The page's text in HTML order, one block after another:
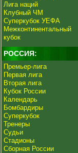
Лига наций
Клубный ЧМ
Суперкубок УЕФА
Межконтинентальный
кубок
РОССИЯ:
Премьер-лига
Первая лига
Вторая лига
Кубок России
Календарь
Бомбардиры
Суперкубок
Тренеры
Судьи
Стадионы
Сборная России